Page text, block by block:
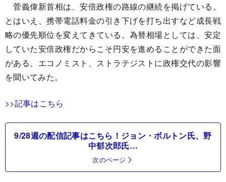
菅義偉新首相は、安倍政権の路線の継続を掲げている。
とはいえ、携帯電話料金の引き下げを打ち出すなど成長戦
略の優先順位を変えてきている。為替相場としては、安定
していた安倍政権だからこそ円安を進めることができた面
がある。エコノミスト、ストラテジストに政権交代の影響
を聞いてみた。
>>記事はこちら
9/28週の配信記事はこちら！ジョン・ボルトン氏、野
中郁次郎氏…
次のページ